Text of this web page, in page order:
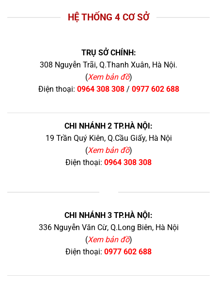
HỆ THỐNG 4 CƠ SỞ
TRỤ SỞ CHÍNH:
308 Nguyễn Trãi, Q.Thanh Xuân, Hà Nội.
(Xem bản đồ)
Điện thoại: 0964 308 308/ 0977 602 688
CHI NHÁNH 2 TP.HÀ NỘI:
19 Trần Quý Kiên, Q.Cầu Giấy, Hà Nội
(Xem bản đồ)
Điện thoại: 0964 308 308
CHI NHÁNH 3 TP.HÀ NỘI:
336 Nguyễn Văn Cừ, Q.Long Biên, Hà Nội
(Xem bản đồ)
Điện thoại: 0977 602 688